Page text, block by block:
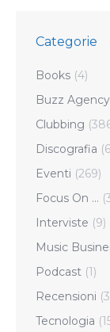
Categorie
Books (4)
Buzz Agency
Clubbing
Discografia
Eventi (269)
Focus On …
Interviste (9)
Music
Podcast (1)
Recensioni
Tecnologia